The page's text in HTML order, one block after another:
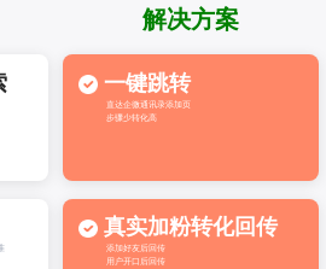
解决方案
一键跳转
直达企微通讯录添加页
步骤少转化高
真实加粉转化回传
添加好友后回传
用户开口后回传